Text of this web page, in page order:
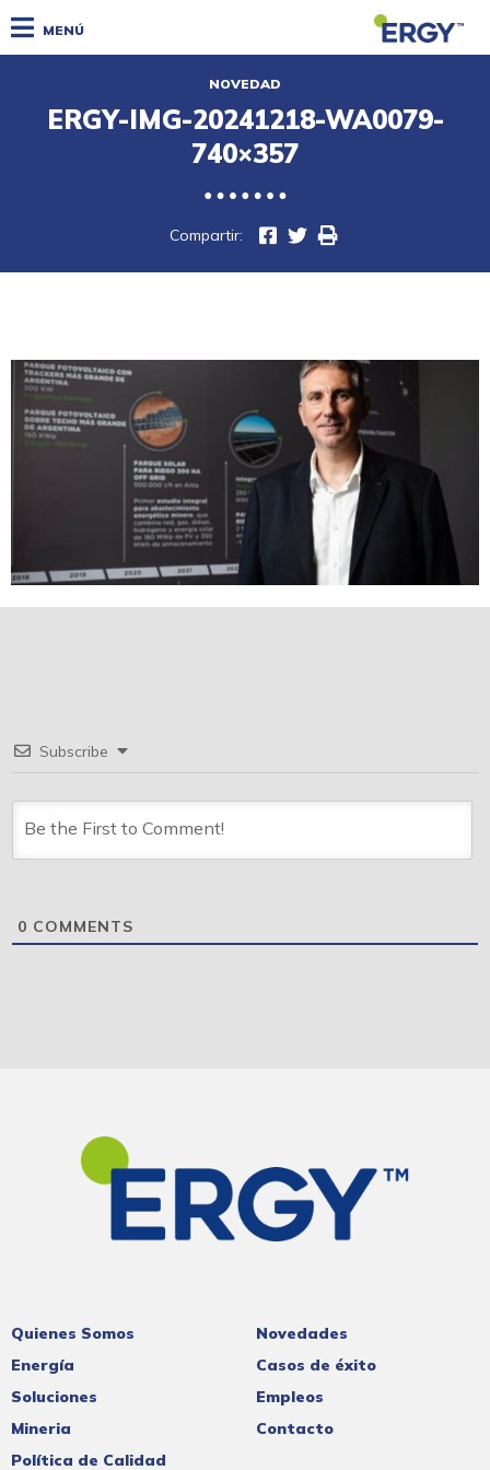
MENÚ
NOVEDAD
ERGY-IMG-20241218-WA0079-
740×357
Compartir:
Subscribe
0 COMMENTS
Quienes Somos
Energía
Soluciones
Mineria
Política de Calidad
Novedades
Casos de éxito
Empleos
Contacto